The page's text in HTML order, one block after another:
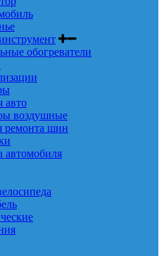
обогреватели
авто
воздушные
ремонта шин
автомобиля